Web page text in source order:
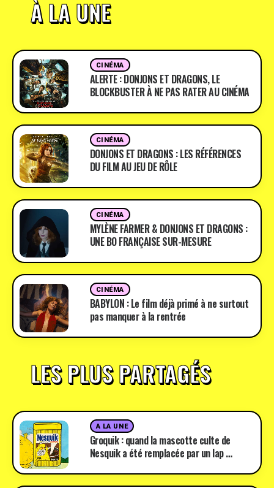
À LA UNE
CINÉMA
ALERTE : DONJONS ET DRAGONS, LE
BLOCKBUSTER À NE PAS RATER AU CINÉMA
CINÉMA
DONJONS ET DRAGONS : LES RÉFÉRENCES
DU FILM AU JEU DE RÔLE
CINÉMA
MYLÈNE FARMER & DONJONS ET DRAGONS :
UNE BO FRANÇAISE SUR-MESURE
CINÉMA
BABYLON : Le film déjà primé à ne surtout
pas manquer à la rentrée
LES PLUS PARTAGÉS
A LA UNE
Groquik : quand la mascotte culte de
Nesquik a été remplacée par un lap …